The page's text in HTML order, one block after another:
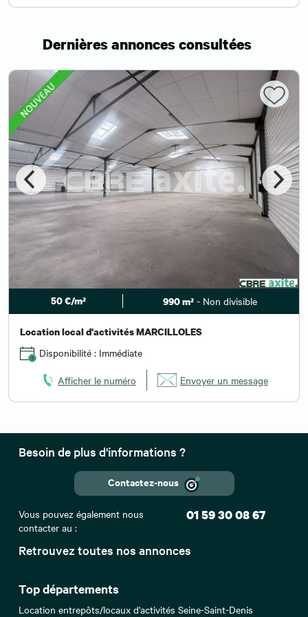
Dernières annonces consultées
50 €/m² 990 m² - Non divisible
Location local d'activités MARCILLOLES
Disponibilité : Immédiate
Afficher le numéro Envoyer un message
Retrouvez toutes nos annonces
Top départements
Location entrepôts/locaux d'activités Seine-Saint-Denis
Besoin de plus d'informations ?
Contactez-nous
Vous pouvez également nous
contacter au :
01 59 30 08 67